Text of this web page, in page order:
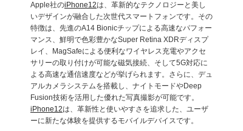
Apple社のiPhone12は、革新的なテクノロジーと美し
いデザインが融合した次世代スマートフォンです。その
特徴は、先進のA14 Bionicチップによる高速なパフォー
マンス、鮮明で色彩豊かなSuper Retina XDRディスプ
レイ、MagSafeによる便利なワイヤレス充電やアクセ
サリーの取り付けが可能な磁気接続、そして5G対応に
よる高速な通信速度などが挙げられます。さらに、デュ
アルカメラシステムを搭載し、ナイトモードやDeep
Fusion技術を活用した優れた写真撮影が可能です。
iPhone12は、革新性と使いやすさを追求した、ユーザ
ーに新たな体験を提供するモバイルデバイスです。